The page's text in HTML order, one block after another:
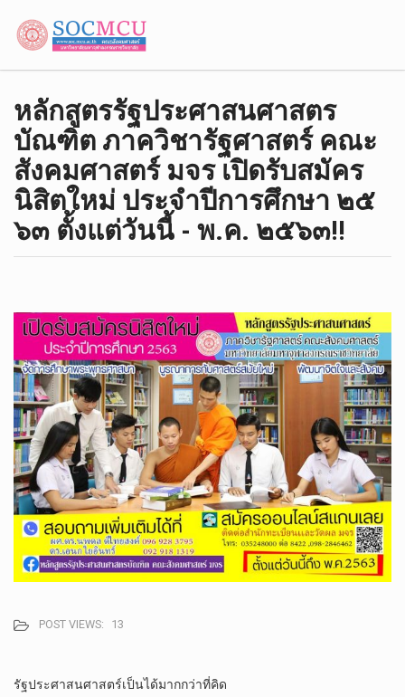
หลักสูตร​รัฐประศาสน​ศา​ส​ตร​
บัณฑิต​ ภาค​วิชา​รัฐศาสตร์​ คณะ
สังคม​ศาสตร์​ มจร เปิดรับสมัคร​
นิสิต​ใหม่​ ประจำปีการศึกษา​ ๒๕​
๖​๓​ ตั้งแต่วันนี้​ -​ พ.ค.​ ๒๕๖๓!!
POST VIEWS: 13
รัฐประศาสน​ศา​ส​ตร​์เป็นได้มากกว่าที่คิด